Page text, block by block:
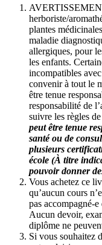
herboriste/
plantes
maladie
allergiques, pour
les enfants.
incompatibles
convenir à tout le
être tenue
responsabilité de
suivre les règles
peut être tenue
santé ou de
plusieurs
école (À titre
pouvoir donner
Vous achetez ce
qu’aucun cours
pas accompagné-
Aucun devoir,
diplôme ne
Si vous souhaitez